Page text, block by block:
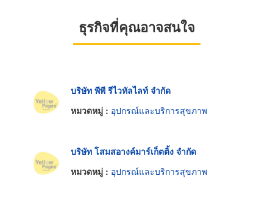
ธุรกิจที่คุณอาจสนใจ
บริษัท พีพี รีไวทัลไลท์ จำกัด
หมวดหมู่ : อุปกรณ์และบริการสุขภาพ
บริษัท โสมสอางค์มาร์เก็ตติ้ง จำกัด
หมวดหมู่ : อุปกรณ์และบริการสุขภาพ